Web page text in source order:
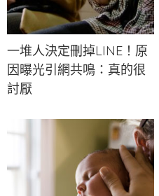
一堆人決定刪掉LINE！原
因曝光引網共鳴：真的很
討厭